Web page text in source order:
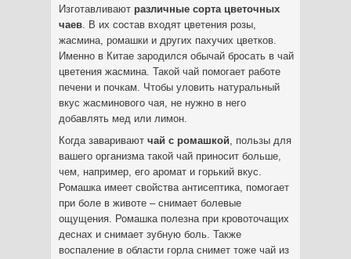
Изготавливают различные сорта цветочных
чаев. В их состав входят цветения розы,
жасмина, ромашки и других пахучих цветков.
Именно в Китае зародился обычай бросать в чай
цветения жасмина. Такой чай помогает работе
печени и почкам. Чтобы уловить натуральный
вкус жасминового чая, не нужно в него
добавлять мед или лимон.
Когда заваривают чай с ромашкой, пользы для
вашего организма такой чай приносит больше,
чем, например, его аромат и горький вкус.
Ромашка имеет свойства антисептика, помогает
при боле в животе – снимает болевые
ощущения. Ромашка полезна при кровоточащих
деснах и снимает зубную боль. Также
воспаление в области горла снимет тоже чай из